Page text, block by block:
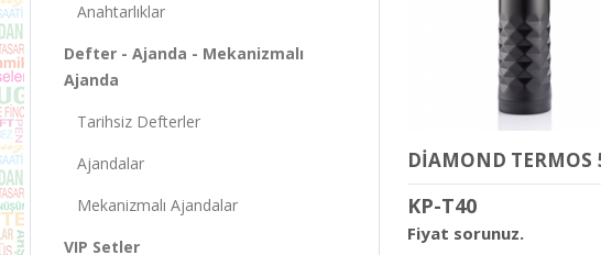
Anahtarlıklar
Defter - Ajanda - Mekanizmalı
Ajanda
Tarihsiz Defterler
Ajandalar
Mekanizmalı Ajandalar
VIP Setler
KP-T40
Fiyat sorunuz.